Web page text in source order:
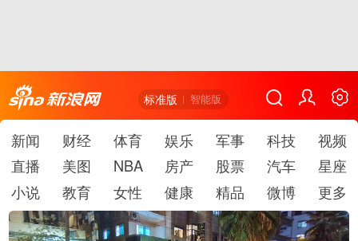
标准版 智能版
新闻 财经 体育 娱乐 军事 科技
视频
直播
美图 NBA 房产 股票 汽车
星座
小说
教育 女性 健康 精品 微博 更多